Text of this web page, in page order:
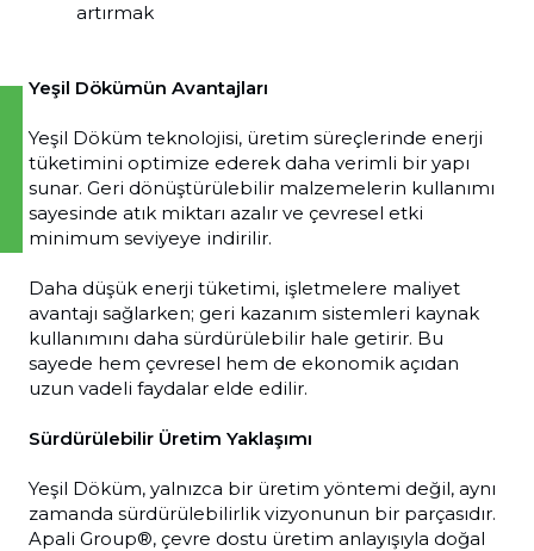
artırmak
Yeşil Dökümün Avantajları
Yeşil Döküm teknolojisi, üretim süreçlerinde enerji
tüketimini optimize ederek daha verimli bir yapı
sunar. Geri dönüştürülebilir malzemelerin kullanımı
sayesinde atık miktarı azalır ve çevresel etki
minimum seviyeye indirilir.
Daha düşük enerji tüketimi, işletmelere maliyet
avantajı sağlarken; geri kazanım sistemleri kaynak
kullanımını daha sürdürülebilir hale getirir. Bu
sayede hem çevresel hem de ekonomik açıdan
uzun vadeli faydalar elde edilir.
Sürdürülebilir Üretim Yaklaşımı
Yeşil Döküm, yalnızca bir üretim yöntemi değil, aynı
zamanda sürdürülebilirlik vizyonunun bir parçasıdır.
Apali Group®, çevre dostu üretim anlayışıyla doğal